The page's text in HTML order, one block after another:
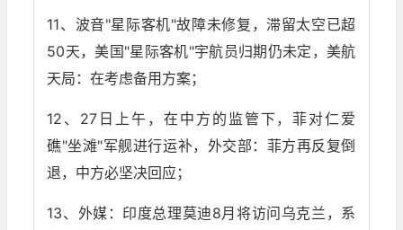
11、波音"星际客机"故障未修复，滞留太空已超
50天，美国"星际客机"宇航员归期仍未定，美航
天局：在考虑备用方案；
12、27日上午，在中方的监管下，菲对仁爱
礁"坐滩"军舰进行运补，外交部：菲方再反复倒
退，中方必坚决回应；
13、外媒：印度总理莫迪8月将访问乌克兰，系